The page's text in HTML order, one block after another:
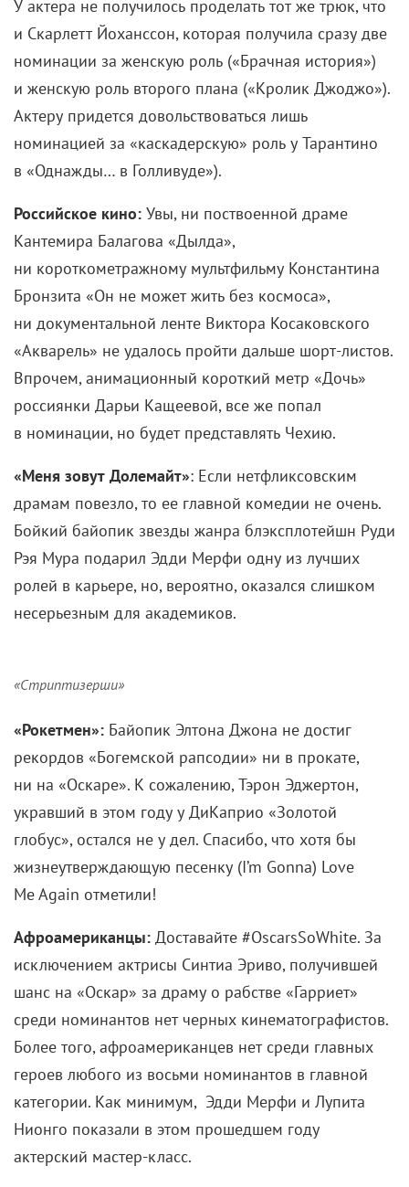
У актера не получилось проделать тот же трюк, что
и Скарлетт Йоханссон, которая получила сразу две
номинации за женскую роль («Брачная история»)
и женскую роль второго плана («Кролик Джоджо»).
Актеру придется довольствоваться лишь
номинацией за «каскадерскую» роль у Тарантино
в «Однажды… в Голливуде»).
Российское кино: Увы, ни поствоенной драме
Кантемира Балагова «Дылда»,
ни короткометражному мультфильму Константина
Бронзита «Он не может жить без космоса»,
ни документальной ленте Виктора Косаковского
«Акварель» не удалось пройти дальше шорт-листов.
Впрочем, анимационный короткий метр «Дочь»
россиянки Дарьи Кащеевой, все же попал
в номинации, но будет представлять Чехию.
«Меня зовут Долемайт»: Если нетфликсовским
драмам повезло, то ее главной комедии не очень.
Бойкий байопик звезды жанра блэксплотейшн Руди
Рэя Мура подарил Эдди Мерфи одну из лучших
ролей в карьере, но, вероятно, оказался слишком
несерьезным для академиков.
«Стриптизерши»
«Рокетмен»: Байопик Элтона Джона не достиг
рекордов «Богемской рапсодии» ни в прокате,
ни на «Оскаре». К сожалению, Тэрон Эджертон,
укравший в этом году у ДиКаприо «Золотой
глобус», остался не у дел. Спасибо, что хотя бы
жизнеутверждающую песенку (I’m Gonna) Love
Me Again отметили!
Афроамериканцы: Доставайте #OscarsSoWhite. За
исключением актрисы Синтиа Эриво, получившей
шанс на «Оскар» за драму о рабстве «Гарриет»
среди номинантов нет черных кинематографистов.
Более того, афроамериканцев нет среди главных
героев любого из восьми номинантов в главной
категории. Как минимум, Эдди Мерфи и Лупита
Нионго показали в этом прошедшем году
актерский мастер-класс.